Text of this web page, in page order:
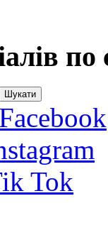
по
Tok